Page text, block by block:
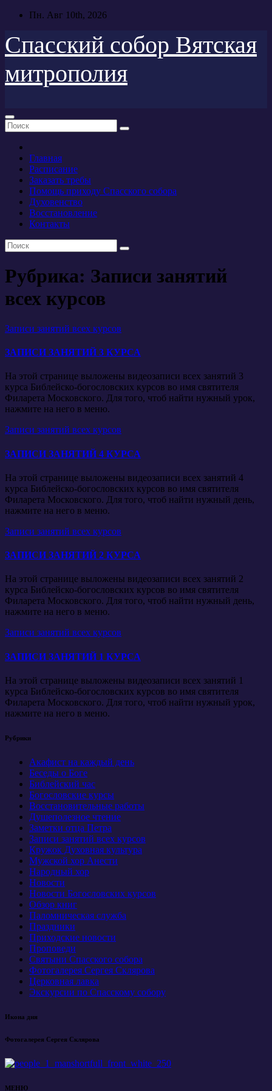
Перейти
содержимому
Пн. Авг 10th, 2026
Спасский собор Вятская
митрополия
Главная
Расписание
Заказать требы
Помощь приходу Спасского собора
Духовенство
Восстановление
Контакты
Рубрика: Записи занятий
всех курсов
Записи занятий всех курсов
ЗАПИСИ ЗАНЯТИЙ 3 КУРСА
На этой странице выложены видеозаписи всех занятий 3
курса Библейско-богословских курсов во имя святителя
Филарета Московского. Для того, чтоб найти нужный урок,
нажмите на него в меню.
Записи занятий всех курсов
ЗАПИСИ ЗАНЯТИЙ 4 КУРСА
На этой странице выложены видеозаписи всех занятий 4
курса Библейско-богословских курсов во имя святителя
Филарета Московского. Для того, чтоб найти нужный день,
нажмите на него в меню.
Записи занятий всех курсов
ЗАПИСИ ЗАНЯТИЙ 2 КУРСА
На этой странице выложены видеозаписи всех занятий 2
курса Библейско-богословских курсов во имя святителя
Филарета Московского. Для того, чтоб найти нужный день,
нажмите на него в меню.
Записи занятий всех курсов
ЗАПИСИ ЗАНЯТИЙ 1 КУРСА
На этой странице выложены видеозаписи всех занятий 1
курса Библейско-богословских курсов во имя святителя
Филарета Московского. Для того, чтоб найти нужный урок,
нажмите на него в меню.
Рубрики
Акафист на каждый день
Беседы о Боге
Библейский час
Богословские курсы
Восстановительные работы
Душеполезное чтение
Заметки отца Петра
Записи занятий всех курсов
Кружок Духовная культура
Мужской хор Анести
Народный хор
Новости
Новости Богословских курсов
Обзор книг
Паломническая служба
Праздники
Приходские новости
Проповеди
Святыни Спасского собора
Фотогалерея Сергея Склярова
Церковная лавка
Экскурсии по Спасскому собору
Икона дня
Фотогалерея Сергея Склярова
МЕНЮ